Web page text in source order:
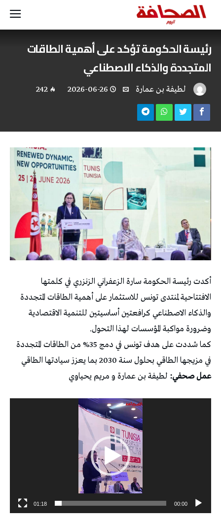
رئيسة الحكومة تؤكد على أهمية الطاقات
المتجددة والذكاء الاصطناعي
لطيفة بن عمارة 2026-06-26
242
أكدت رئيسة الحكومة سارة الزعفراني الزنزري في كلمتها
الافتتاحية لمنتدى تونس للاستثمار على أهمية الطاقات المتجددة
والذكاء الاصطناعي كرافعتين أساسيتين للتنمية الاقتصادية
وضرورة مواكبة المؤسسات لهذا التحول.
كما شددت على هدف تونس في دمج 35% من الطاقات المتجددة
في مزيجها الطاقي بحلول سنة 2030 بما يعزز سيادتها الطاقي
عمل صحفي: لطيفة بن عمارة و مريم يحياوي
00:00
01:18